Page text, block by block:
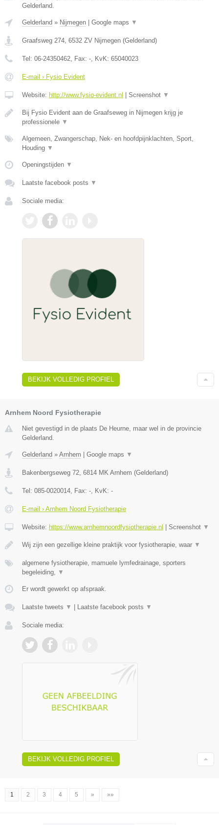
Gelderland.
Gelderland » Nijmegen Google maps ▼
Graafsweg 274 6532 ZV Nijmegen (Gelderland)
Tel: 06-24350462 , Fax: - , KvK: 65040023
E-mail › Fysio Evident
Website: http://www.fysio-evident.nl Screenshot ▼
Bij Fysio Evident aan de Graafseweg in Nijmegen krijg je
professionele ▼
Algemeen, Zwangerschap, Nek- en hoofdpijnklachten, Sport,
Houding ▼
Openingstijden ▼
Laatste facebook posts ▼
Sociale media:
BEKIJK VOLLEDIG PROFIEL
Arnhem Noord Fysiotherapie
Niet gevestigd in de plaats De Heurne, maar wel in de provincie
Gelderland.
Gelderland » Arnhem Google maps ▼
Bakenbergseweg 72 6814 MK Arnhem (Gelderland)
Tel: 085-0020014 , Fax: - , KvK: -
E-mail › Arnhem Noord Fysiotherapie
Website: https://www.arnhemnoordfysiotherapie.nl Screenshot ▼
Wij zijn een gezellige kleine praktijk voor fysiotherapie, waar ▼
algemene fysiotherapie, mamuele lymfedrainage, sporters
begeleiding,
▼
Er wordt gewerkt op afspraak.
Laatste tweets ▼ Laatste facebook posts ▼
Sociale media:
BEKIJK VOLLEDIG PROFIEL
1 2 3 4 5 » »»